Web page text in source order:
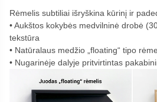
Rėmelis subtiliai išryškina kūrinį ir
Aukštos kokybės medvilninė drobė
tekstūra
Natūralaus medžio „floating“ tipo
Nugarinėje dalyje pritvirtintas